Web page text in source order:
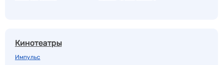
Кинотеатры
Импульс